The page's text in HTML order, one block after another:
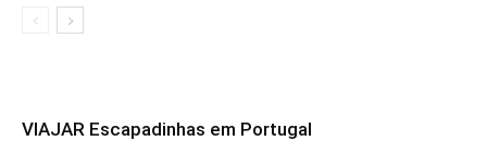
VIAJAR Escapadinhas em Portugal